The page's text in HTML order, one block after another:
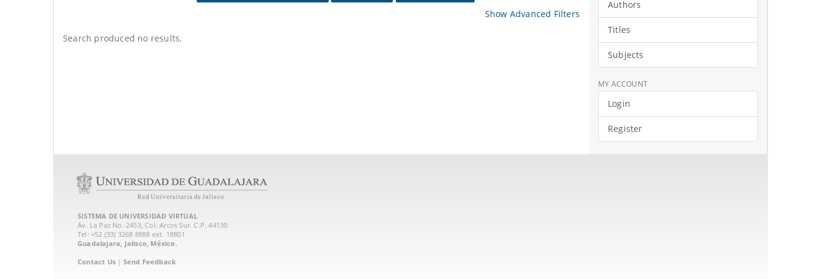
Show Advanced Filters
Search produced no results.
Authors
Titles
Subjects
MY ACCOUNT
Login
Register
SISTEMA DE UNIVERSIDAD VIRTUAL
Av. La Paz No. 2453, Col. Arcos Sur. C.P. 44130
Tel: +52 (33) 3268 8888‏ ext. 18801
Guadalajara, Jalisco, México.
Contact Us | Send Feedback